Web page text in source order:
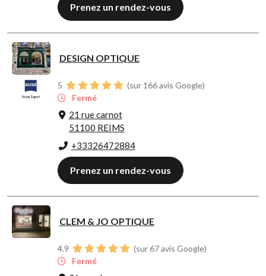
Prenez un rendez-vous
DESIGN OPTIQUE
5
(sur 166 avis Google)
Fermé
21 rue carnot
51100 REIMS
+33326472884
Prenez un rendez-vous
CLEM & JO OPTIQUE
4.9
(sur 67 avis Google)
Fermé